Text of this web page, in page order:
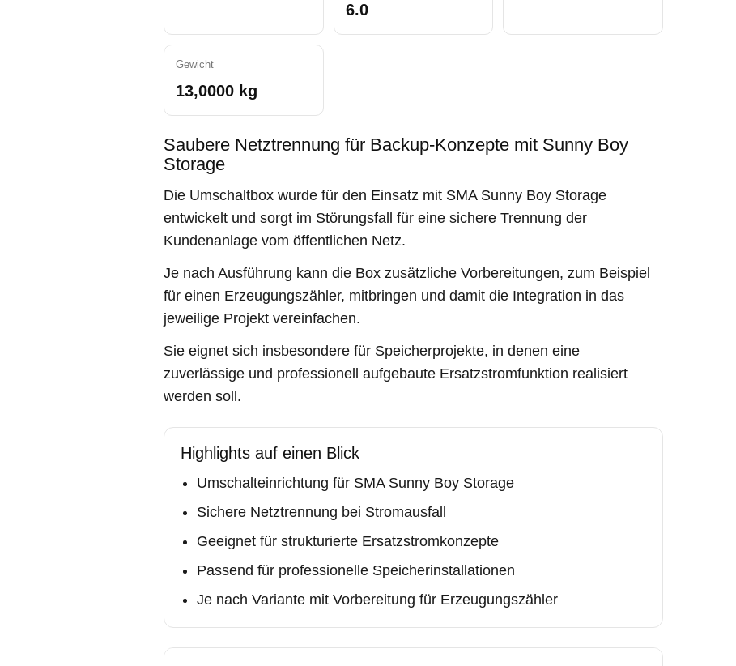
6.0
Gewicht
13,0000 kg
Saubere Netztrennung für Backup-Konzepte mit Sunny Boy
Storage
Die Umschaltbox wurde für den Einsatz mit SMA Sunny Boy Storage
entwickelt und sorgt im Störungsfall für eine sichere Trennung der
Kundenanlage vom öffentlichen Netz.
Je nach Ausführung kann die Box zusätzliche Vorbereitungen, zum Beispiel
für einen Erzeugungszähler, mitbringen und damit die Integration in das
jeweilige Projekt vereinfachen.
Sie eignet sich insbesondere für Speicherprojekte, in denen eine
zuverlässige und professionell aufgebaute Ersatzstromfunktion realisiert
werden soll.
Highlights auf einen Blick
Umschalteinrichtung für SMA Sunny Boy Storage
Sichere Netztrennung bei Stromausfall
Geeignet für strukturierte Ersatzstromkonzepte
Passend für professionelle Speicherinstallationen
Je nach Variante mit Vorbereitung für Erzeugungszähler